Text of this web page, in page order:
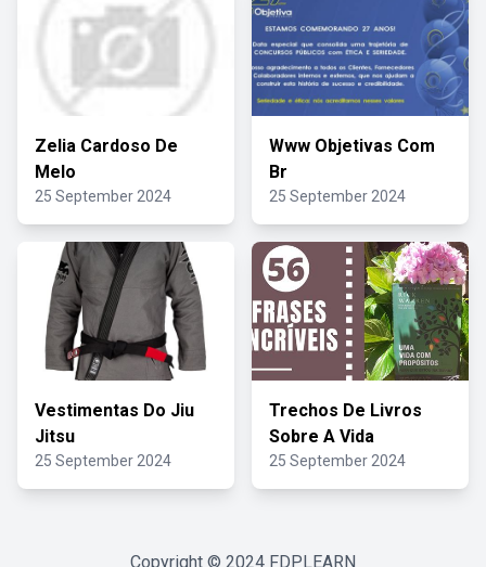
Zelia Cardoso De
Melo
25 September 2024
Www Objetivas Com
Br
25 September 2024
Vestimentas Do Jiu
Jitsu
25 September 2024
Trechos De Livros
Sobre A Vida
25 September 2024
Copyright © 2024 FDPLEARN